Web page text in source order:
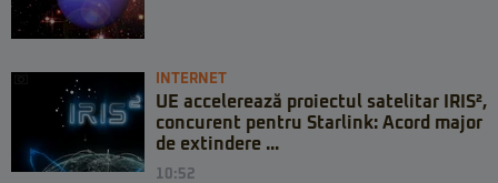
INTERNET
UE accelerează proiectul satelitar IRIS²,
concurent pentru Starlink: Acord major
de extindere ...
10:52